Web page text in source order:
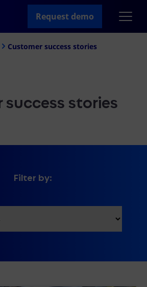
Request demo
Customer success stories
stories
Filter by: